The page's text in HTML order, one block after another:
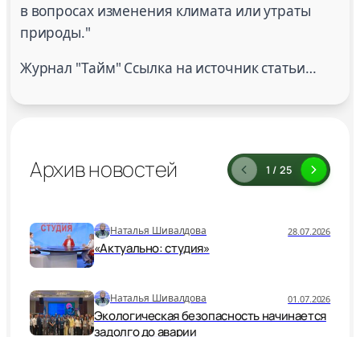
в вопросах изменения климата или утраты
природы."
Журнал "Тайм" Ссылка на источник статьи…
Архив новостей 1 / 25
Наталья Шивалдова 28.07.2026
«Актуально: студия»
Наталья Шивалдова 01.07.2026
Экологическая безопасность начинается
задолго до аварии